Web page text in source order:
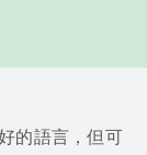
的語言，但可